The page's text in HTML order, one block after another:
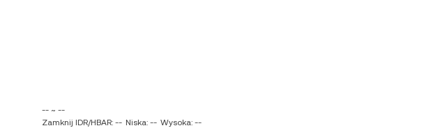
-- ~ --
Zamknij IDR/HBAR: -- Niska: -- Wysoka: --